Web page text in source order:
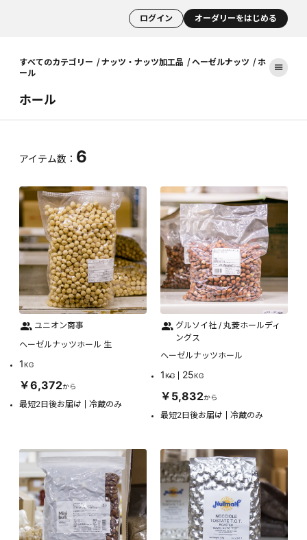
ログイン オーダリーをはじめる
すべてのカテゴリー ナッツ・ナッツ加工品 ヘーゼルナッツ
ホ
ール
ホール
アイテム数： 6
ユニオン商事
ヘーゼルナッツホール 生
1KG
￥6,372から
最短2日後お届け 冷蔵のみ
グルソイ社 / 丸菱ホールディ
ングス
ヘーゼルナッツホール
1KG 25KG
￥5,832から
最短2日後お届け 冷蔵のみ